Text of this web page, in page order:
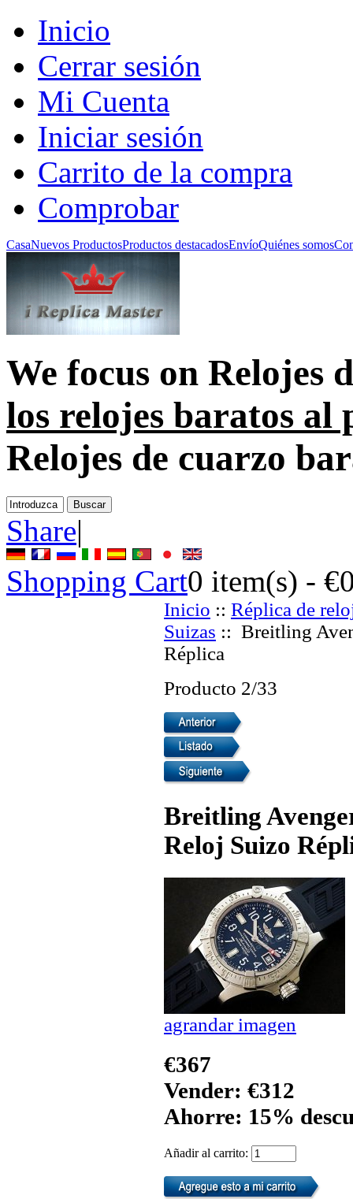
Inicio
Cerrar sesión
Mi Cuenta
Iniciar sesión
Carrito de la compra
Comprobar
CasaNuevos ProductosProductos destacadosEnvíoQuiénes somos
We focus on Relojes
los relojes baratos al
Relojes de cuarzo
Share|
Shopping Cart0 item(s) -
Inicio :: Réplica de
Suizas :: Breitling
Réplica
Producto 2/33
Breitling
Reloj Suizo
agrandar imagen
€367
Vender: €312
Ahorre: 15%
Añadir al carrito: